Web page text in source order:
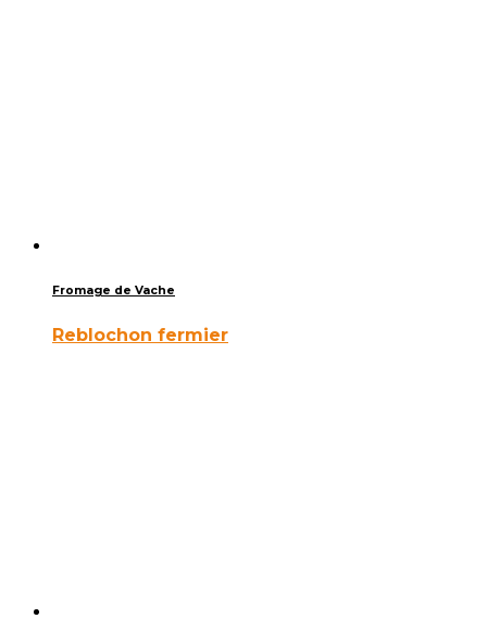
Fromage de Vache
Reblochon fermier